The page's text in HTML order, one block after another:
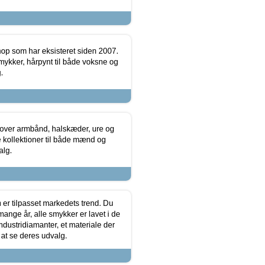
som har eksisteret siden 2007.
hårpynt til både voksne og
armbånd, halskæder, ure og
kollektioner til både mænd og
tilpasset markedets trend. Du
år, alle smykker er lavet i de
et materiale der
se deres udvalg.